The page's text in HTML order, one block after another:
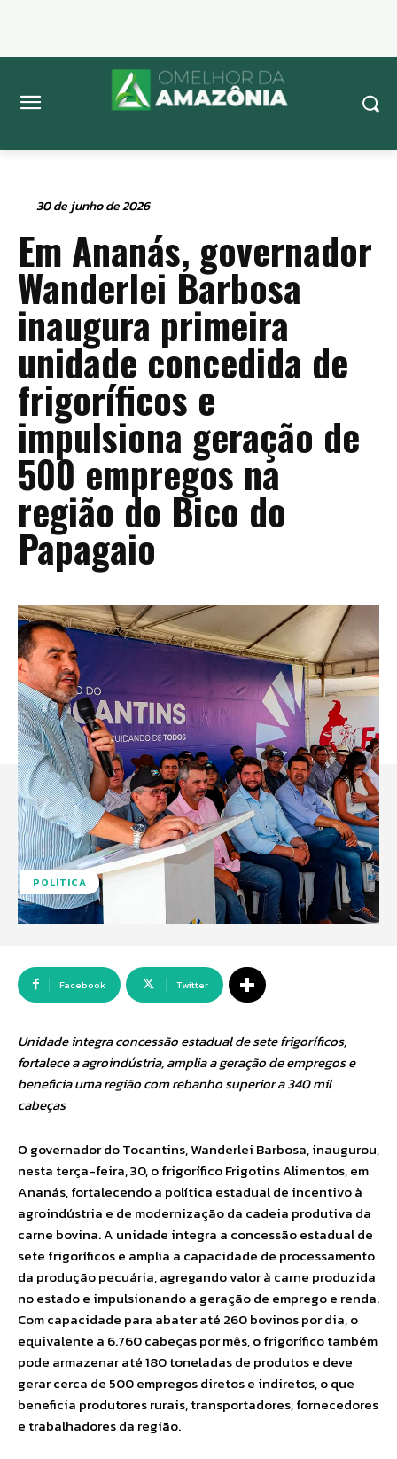
30 de junho de 2026
Em Ananás, governador
Wanderlei Barbosa
inaugura primeira
unidade concedida de
frigoríficos e
impulsiona geração de
500 empregos na
região do Bico do
Papagaio
POLÍTICA
Facebook Twitter
Unidade integra concessão estadual de sete frigoríficos,
fortalece a agroindústria, amplia a geração de empregos e
beneficia uma região com rebanho superior a 340 mil
cabeças
O governador do Tocantins, Wanderlei Barbosa, inaugurou,
nesta terça-feira, 30, o frigorífico Frigotins Alimentos, em
Ananás, fortalecendo a política estadual de incentivo à
agroindústria e de modernização da cadeia produtiva da
carne bovina. A unidade integra a concessão estadual de
sete frigoríficos e amplia a capacidade de processamento
da produção pecuária, agregando valor à carne produzida
no estado e impulsionando a geração de emprego e renda.
Com capacidade para abater até 260 bovinos por dia, o
equivalente a 6.760 cabeças por mês, o frigorífico também
pode armazenar até 180 toneladas de produtos e deve
gerar cerca de 500 empregos diretos e indiretos, o que
beneficia produtores rurais, transportadores, fornecedores
e trabalhadores da região.